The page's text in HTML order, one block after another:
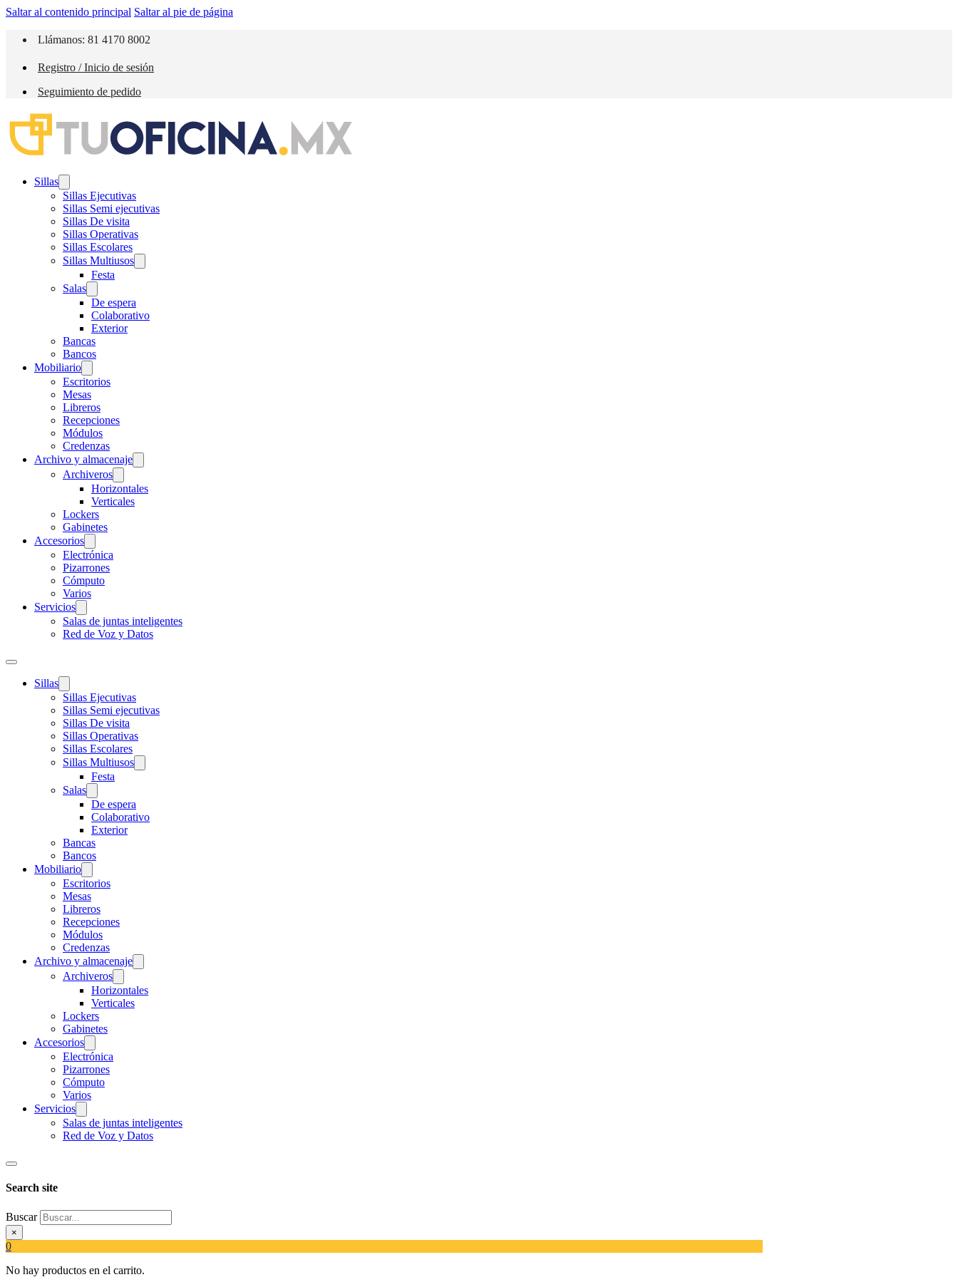
Saltar al contenido principal Saltar al pie de página
Llámanos: 81 4170 8002
Registro / Inicio de sesión
Seguimiento de pedido
Sillas
Sillas Ejecutivas
Sillas Semi ejecutivas
Sillas De visita
Sillas Operativas
Sillas Escolares
Sillas Multiusos
Festa
Salas
De espera
Colaborativo
Exterior
Bancas
Bancos
Mobiliario
Escritorios
Mesas
Libreros
Recepciones
Módulos
Credenzas
Archivo y almacenaje
Archiveros
Horizontales
Verticales
Lockers
Gabinetes
Accesorios
Electrónica
Pizarrones
Cómputo
Varios
Servicios
Salas de juntas inteligentes
Red de Voz y Datos
Sillas
Sillas Ejecutivas
Sillas Semi ejecutivas
Sillas De visita
Sillas Operativas
Sillas Escolares
Sillas Multiusos
Festa
Salas
De espera
Colaborativo
Exterior
Bancas
Bancos
Mobiliario
Escritorios
Mesas
Libreros
Recepciones
Módulos
Credenzas
Archivo y almacenaje
Archiveros
Horizontales
Verticales
Lockers
Gabinetes
Accesorios
Electrónica
Pizarrones
Cómputo
Varios
Servicios
Salas de juntas inteligentes
Red de Voz y Datos
Search site
Buscar
×
0
No hay productos en el carrito.